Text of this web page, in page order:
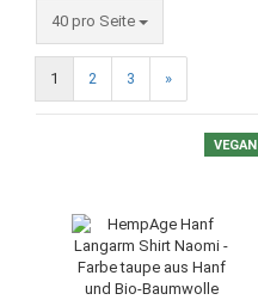
40 pro Seite
1 2 3 »
VEGAN